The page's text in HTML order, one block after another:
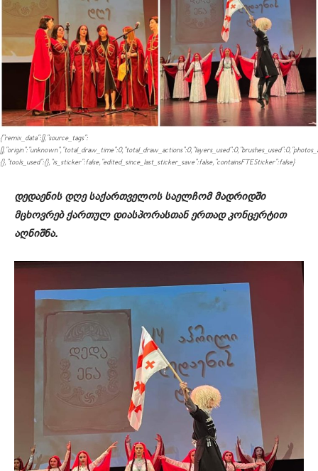
{"remix_data":[],"source_tags":
{},"tools_used":{},"is_sticker":false,"edited_since_last_sticker_save":false,"containsFTESticker":false}
დედაენის დღე საქართველოს საელჩომ მადრიდში
მცხოვრებ ქართულ დიასპორასთან ერთად კონცერტით
აღნიშნა.